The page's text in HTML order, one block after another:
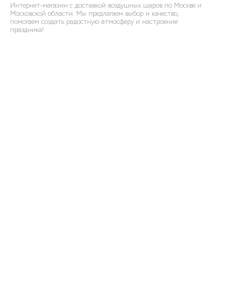
Интернет-магазин с доставкой воздушных шаров по Москве и
Московской области. Мы предлагаем выбор и качество,
помогаем создать радостную атмосферу и настроение
праздника!